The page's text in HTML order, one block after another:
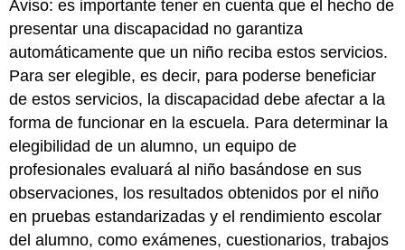
Aviso: es importante tener en cuenta que el hecho de
presentar una discapacidad no garantiza
automáticamente que un niño reciba estos servicios.
Para ser elegible, es decir, para poderse beneficiar
de estos servicios, la discapacidad debe afectar a la
forma de funcionar en la escuela. Para determinar la
elegibilidad de un alumno, un equipo de
profesionales evaluará al niño basándose en sus
observaciones, los resultados obtenidos por el niño
en pruebas estandarizadas y el rendimiento escolar
del alumno, como exámenes, cuestionarios, trabajos